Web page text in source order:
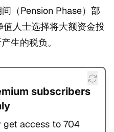
间（Pension Phase）部
人士选择将大额资金投
生的税负。
subscribers
get access to 704